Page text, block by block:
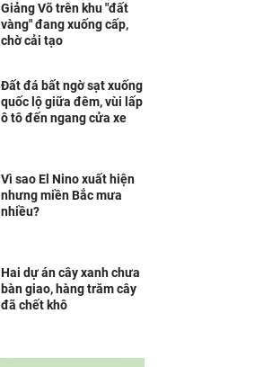
Giảng Võ trên khu "đất
vàng" đang xuống cấp,
chờ cải tạo
Đất đá bất ngờ sạt xuống
quốc lộ giữa đêm, vùi lấp
ô tô đến ngang cửa xe
Vì sao El Nino xuất hiện
nhưng miền Bắc mưa
nhiều?
Hai dự án cây xanh chưa
bàn giao, hàng trăm cây
đã chết khô